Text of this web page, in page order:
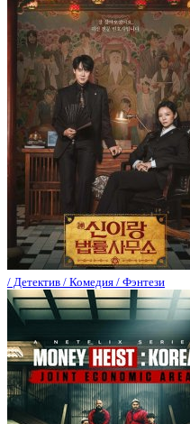
/ Детектив / Комедия / Фэнтези